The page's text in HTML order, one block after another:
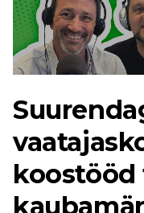
koostööd